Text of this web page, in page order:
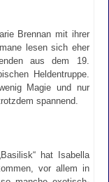
Brennan mit ihrer
lesen sich eher
aus dem 19.
Heldentruppe.
Magie und nur
spannend.
hat Isabella
vor allem in